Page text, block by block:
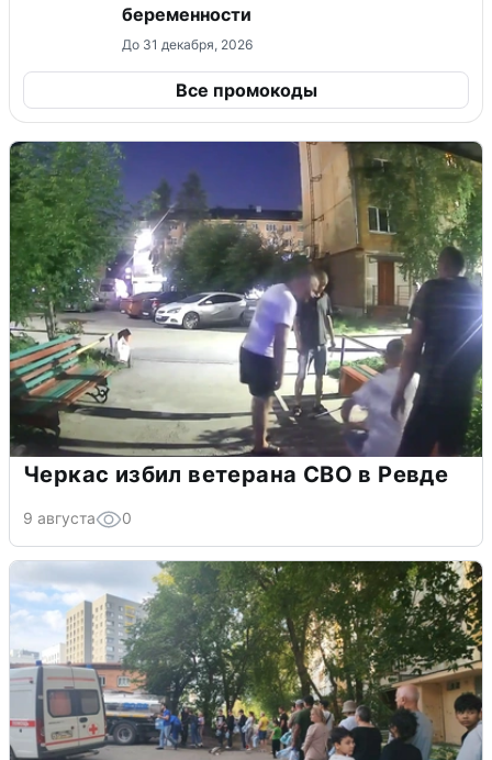
беременности
До 31 декабря, 2026
Все промокоды
Черкас избил ветерана СВО в Ревде
9 августа 0